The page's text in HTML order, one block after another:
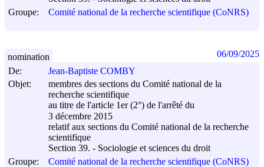
Groupe:
Comité national de la recherche scientifique (CoNRS)
De:
Jean-Baptiste COMBY
Objet:
membres des sections du Comité national de la
recherche scientifique
au titre de l'article 1er (2°) de l'arrêté du
3 décembre 2015
relatif aux sections du Comité national de la recherche
scientifique
Section 39. - Sociologie et sciences du droit
Groupe:
Comité national de la recherche scientifique (CoNRS)
nomination 06/09/2025